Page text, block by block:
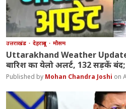
उत्तराखंड देहरादून मौसम
Uttarakhand Weather
बारिश का येलो अलर्ट, 132 सड़कें बंद;
Mohan Chandra Joshi